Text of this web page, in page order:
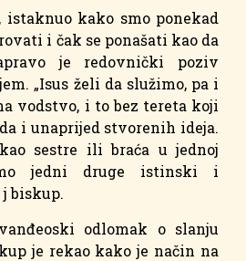
istaknuo kako smo ponekad
i čak se ponašati kao da
je redovnički poziv
„Isus želi da služimo, pa i
vodstvo, i to bez tereta koji
i unaprijed stvorenih ideja.
sestre ili braća u jednoj
jedni druge istinski i
j biskup.
odlomak o slanju
je rekao kako je način na